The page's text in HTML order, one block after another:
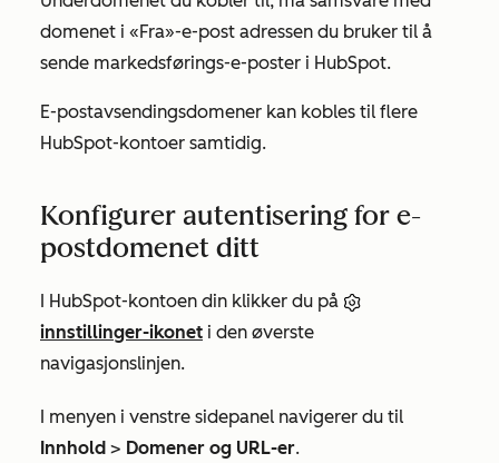
domenet i «Fra»-e-post adressen du bruker til å
sende markedsførings-e-poster i HubSpot.
E-postavsendingsdomener kan kobles til flere
HubSpot-kontoer samtidig.
Konfigurer autentisering for e-
postdomenet ditt
I HubSpot-kontoen din klikker du på
innstillinger-ikonet i den øverste
navigasjonslinjen.
I menyen i venstre sidepanel navigerer du til
Innhold > Domener og URL-er.